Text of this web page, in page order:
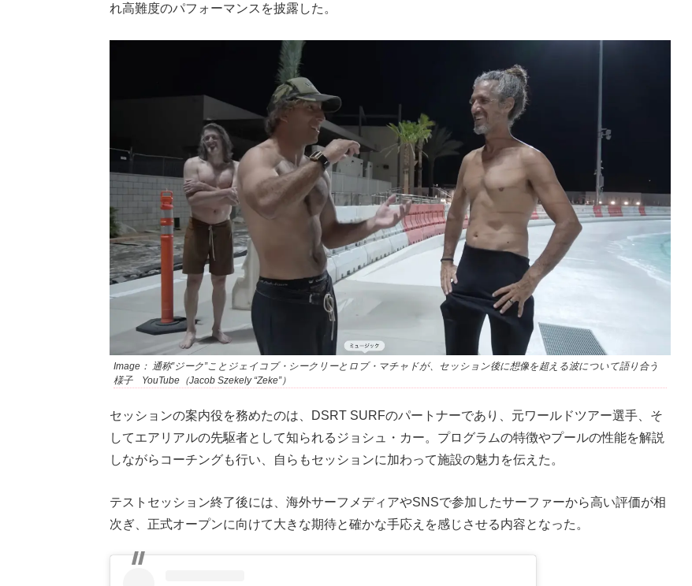
れ高難度のパフォーマンスを披露した。
Image： 通称”ジーク”ことジェイコブ・シークリーとロブ・マチャドが、セッション後に想像を超える波について語り合う
様子 YouTube（Jacob Szekely “Zeke”）
セッションの案内役を務めたのは、DSRT SURFのパートナーであり、元ワールドツアー選手、そ
してエアリアルの先駆者として知られるジョシュ・カー。プログラムの特徴やプールの性能を解説
しながらコーチングも行い、自らもセッションに加わって施設の魅力を伝えた。
テストセッション終了後には、海外サーフメディアやSNSで参加したサーファーから高い評価が相
次ぎ、正式オープンに向けて大きな期待と確かな手応えを感じさせる内容となった。